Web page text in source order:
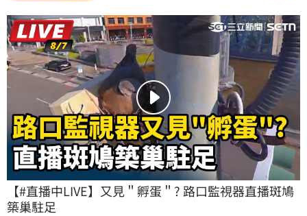
【#直播中LIVE】又見＂孵蛋＂? 路口監視器直播斑鳩
築巢駐足